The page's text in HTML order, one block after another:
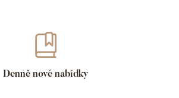
Denně nové nabídky